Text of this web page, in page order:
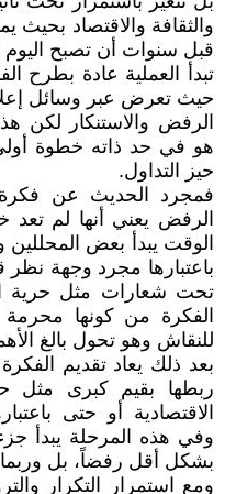
والثقافة والاقتصاد
قبل سنوات أن تصبح اليوم
تبدأ العملية عادة بطرح
حيث تعرض عبر وسائل
الرفض والاستنكار لكن
هو في حد ذاته خطوة
حيز التداول.
فمجرد الحديث عن
الرفض يعني أنها لم تعد
الوقت يبدأ بعض المحللين
باعتبارها مجرد وجهة نظر
تحت شعارات مثل حرية
الفكرة من كونها
للنقاش وهو تحول بالغ
بعد ذلك يعاد تقديم
ربطها بقيم كبرى مثل
الاقتصادية أو حتى
وفي هذه المرحلة يبدأ
بشكل أقل رفضاً، بل وربما
ومع استمرار التكرار